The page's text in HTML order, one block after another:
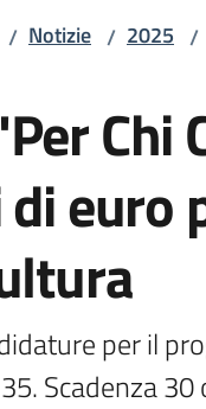
/ Notizie / 2025 /
Chi
euro
per il
Scadenza